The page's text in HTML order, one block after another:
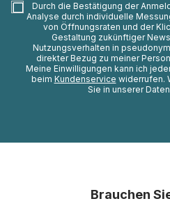
Durch die Bestätigung der
Analyse durch individuelle
von Öffnungsraten und der
Gestaltung zukünftiger
Nutzungsverhalten in
direkter Bezug zu meiner
Meine Einwilligungen kann ich
beim Kundenservice widerrufen.
Sie in unserer
Brauchen